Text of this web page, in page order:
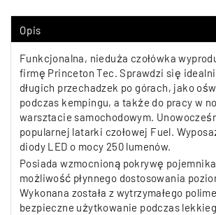
Opis
Funkcjonalna, nieduża czołówka
firmę Princeton Tec. Sprawdzi się
długich przechadzek po górach, jako
podczas kempingu, a także do pracy w
warsztacie samochodowym.
popularnej latarki czołowej Fuel.
diody LED o mocy 250 lumenów.
Posiada wzmocnioną pokrywę
możliwość płynnego dostosowania
Wykonana została z wytrzymałego
bezpieczne użytkowanie podczas